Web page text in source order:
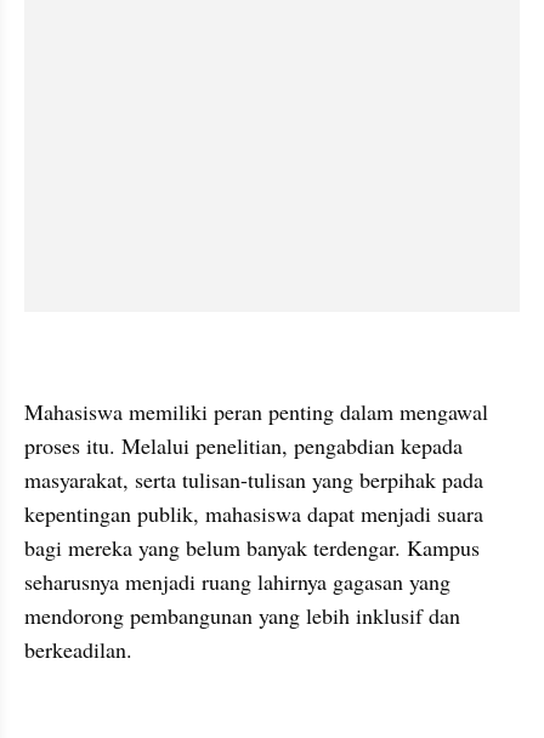
Mahasiswa memiliki peran penting dalam mengawal
proses itu. Melalui penelitian, pengabdian kepada
masyarakat, serta tulisan-tulisan yang berpihak pada
kepentingan publik, mahasiswa dapat menjadi suara
bagi mereka yang belum banyak terdengar. Kampus
seharusnya menjadi ruang lahirnya gagasan yang
mendorong pembangunan yang lebih inklusif dan
berkeadilan.